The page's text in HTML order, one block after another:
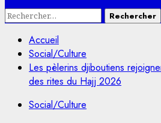
Rechercher :
Accueil
Social/Culture
Les pèlerins djiboutiens
des rites du Hajj 2026
Social/Culture